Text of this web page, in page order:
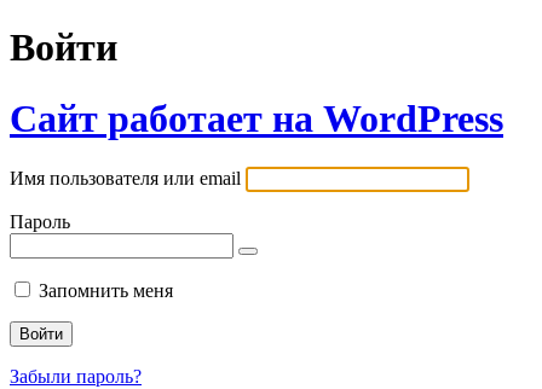
Войти
Сайт работает на WordPress
Имя пользователя или email
Пароль
Запомнить меня
Забыли пароль?